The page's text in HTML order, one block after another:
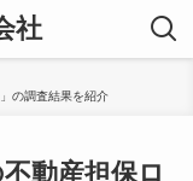
社
の調査結果を紹介
動産担保ロ